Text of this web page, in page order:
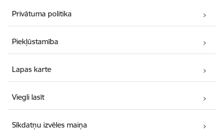
Privātuma politika
Piekļūstamība
Lapas karte
Viegli lasīt
Sīkdatņu izvēles maiņa